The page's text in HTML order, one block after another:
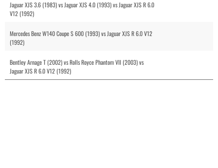
Jaguar XJS 3.6 (1983) vs Jaguar XJS 4.0 (1993) vs Jaguar XJS R 6.0
V12 (1992)
Mercedes Benz W140 Coupe S 600 (1993) vs Jaguar XJS R 6.0 V12
(1992)
Bentley Arnage T (2002) vs Rolls Royce Phantom VII (2003) vs
Jaguar XJS R 6.0 V12 (1992)